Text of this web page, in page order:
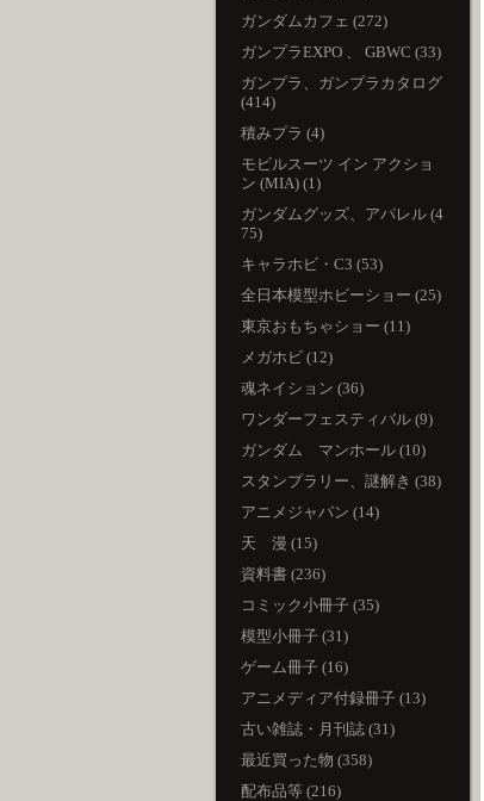
ガンダムカフェ (272)
ガンプラEXPO 、 GBWC (33)
ガンプラ、ガンプラカタログ
(414)
積みプラ (4)
モビルスーツ イン アクショ
ン (MIA) (1)
ガンダムグッズ、アパレル (4
75)
キャラホビ・C3 (53)
全日本模型ホビーショー (25)
東京おもちゃショー (11)
メガホビ (12)
魂ネイション (36)
ワンダーフェスティバル (9)
ガンダム マンホール (10)
スタンプラリー、謎解き (38)
アニメジャパン (14)
天 漫 (15)
資料書 (236)
コミック小冊子 (35)
模型小冊子 (31)
ゲーム冊子 (16)
アニメディア付録冊子 (13)
古い雑誌・月刊誌 (31)
最近買った物 (358)
配布品等 (216)